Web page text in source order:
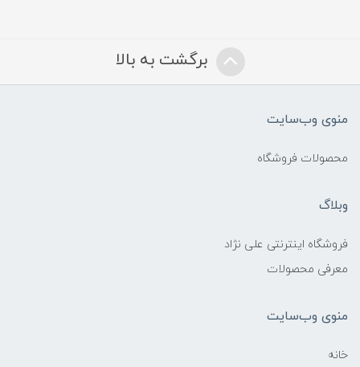
برگشت به بالا
منوی وب‌سایت
محصولات فروشگاه
وبلاگ
فروشگاه اینترنتی علی نژاد
معرفی محصولات
منوی وب‌سایت
خانه